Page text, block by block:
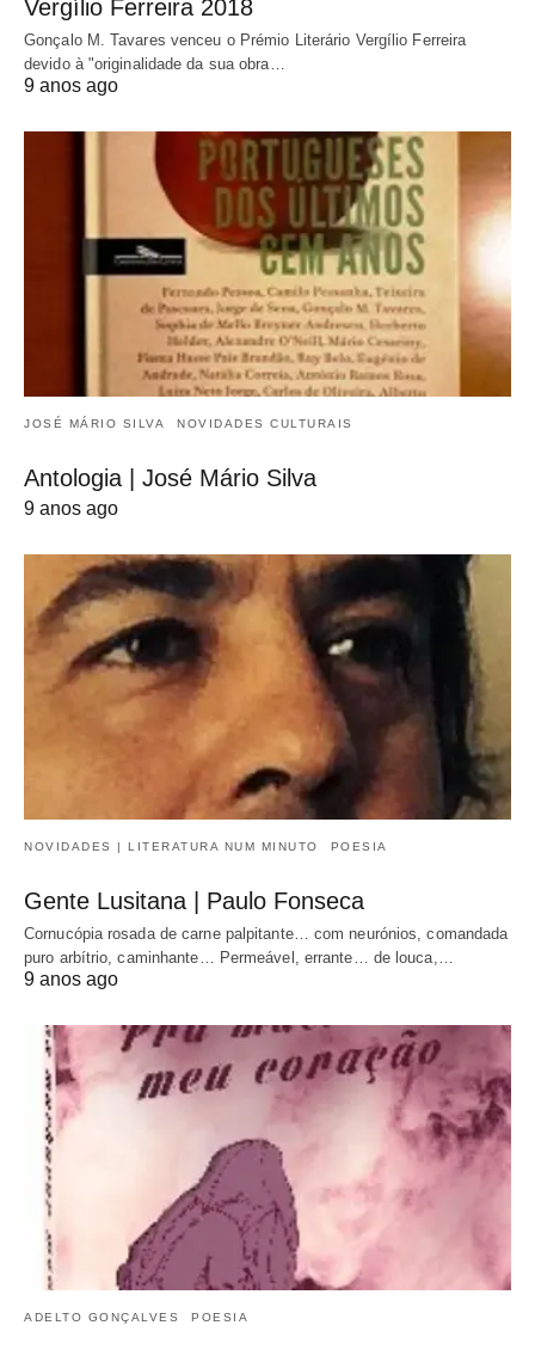
Vergílio Ferreira 2018
Gonçalo M. Tavares venceu o Prémio Literário Vergílio Ferreira
devido à "originalidade da sua obra…
9 anos ago
JOSÉ MÁRIO SILVA NOVIDADES CULTURAIS
Antologia | José Mário Silva
9 anos ago
NOVIDADES | LITERATURA NUM MINUTO POESIA
Gente Lusitana | Paulo Fonseca
Cornucópia rosada de carne palpitante… com neurónios, comandada
puro arbítrio, caminhante… Permeável, errante… de louca,…
9 anos ago
ADELTO GONÇALVES POESIA